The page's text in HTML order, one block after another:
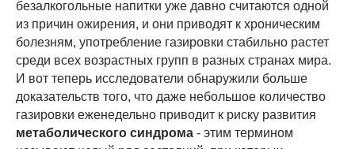
безалкогольные напитки уже давно считаются одной
из причин ожирения, и они приводят к хроническим
болезням, употребление газировки стабильно растет
среди всех возрастных групп в разных странах мира.
И вот теперь исследователи обнаружили больше
доказательств того, что даже небольшое количество
газировки еженедельно приводит к риску развития
метаболического синдрома - этим термином